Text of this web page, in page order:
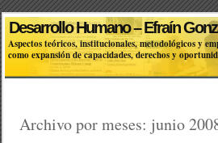
Desarrollo Humano – Efraín
Aspectos teóricos, institucionales, metodológicos y
como expansión de capacidades, derechos y
Archivo por meses: junio